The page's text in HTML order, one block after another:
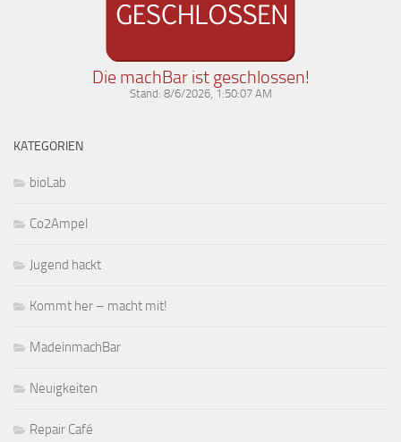
Die machBar ist geschlossen!
Stand: 8/6/2026, 1:50:07 AM
KATEGORIEN
bioLab
Co2Ampel
Jugend hackt
Kommt her – macht mit!
MadeinmachBar
Neuigkeiten
Repair Café